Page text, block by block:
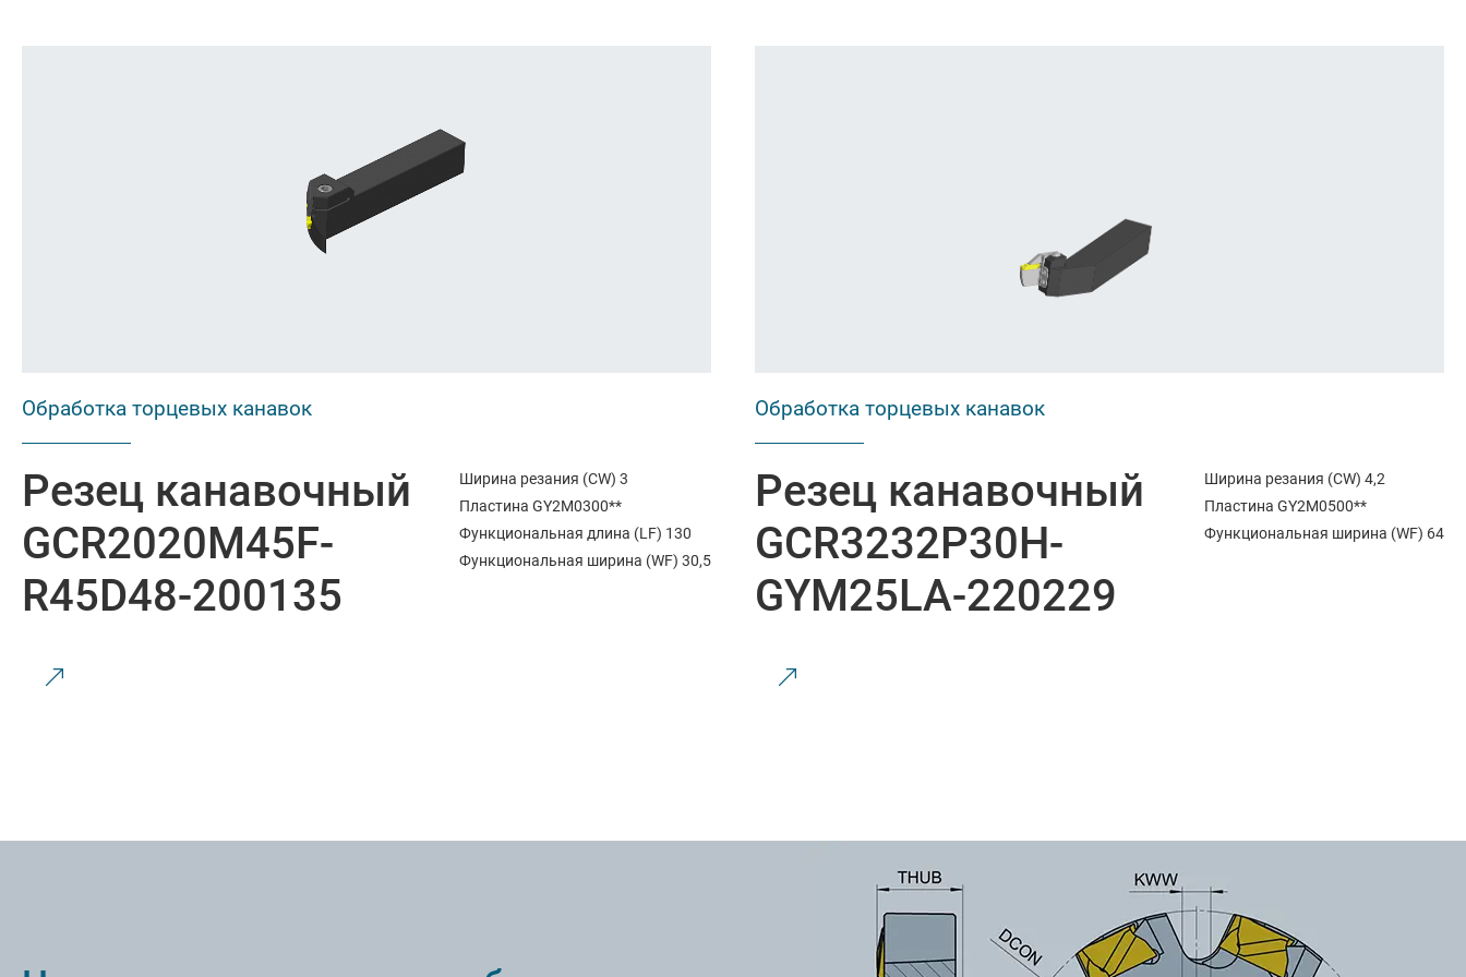
Обработка торцевых канавок
Резец канавочный
GCR2020M45F-
R45D48-200135
Ширина резания (CW) 3
Пластина GY2M0300**
Функциональная длина (LF) 130
Функциональная ширина (WF) 30,5
Обработка торцевых канавок
Резец канавочный
GCR3232P30H-
GYM25LA-220229
Ширина резания (CW) 4,2
Пластина GY2M0500**
Функциональная ширина (WF) 64